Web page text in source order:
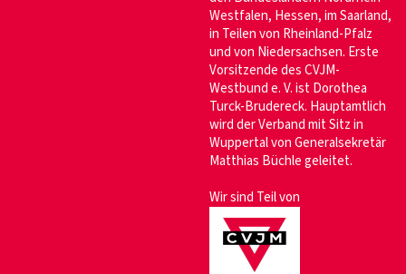
Westfalen, Hessen, im Saarland,
in Teilen von Rheinland-Pfalz
und von Niedersachsen. Erste
Vorsitzende des CVJM-
Westbund e. V. ist Dorothea
Turck-Brudereck. Hauptamtlich
wird der Verband mit Sitz in
Wuppertal von Generalsekretär
Matthias Büchle geleitet.
Wir sind Teil von